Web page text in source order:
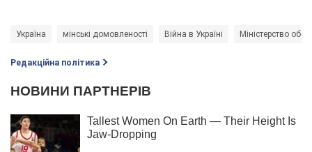
Україна мінські домовленості Війна в Україні Міністерство
Редакційна політика